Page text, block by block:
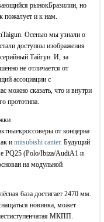
рынокБразилии, но
пожалует и к нам.
Осенью мы узнали о
доступны изображения
Тайгун. И, за
не отличается от
ассоциации с
можно сказать, что и внутри
прототипа.
от концерна
и mitsubishi canter. Будущий
PQ25 (Polo/Ibiza/AudiA1 и
на модульной
база достигает 2470 мм.
новинка, может
МКПП.